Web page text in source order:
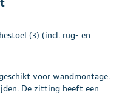
(3) (incl. rug- en
voor wandmontage.
De zitting heeft een